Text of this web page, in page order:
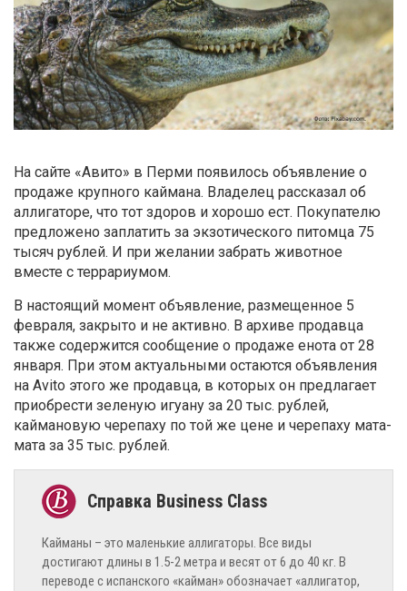
На сайте «Авито» в Перми появилось объявление о
продаже крупного каймана. Владелец рассказал об
аллигаторе, что тот здоров и хорошо ест. Покупателю
предложено заплатить за экзотического питомца 75
тысяч рублей. И при желании забрать животное
вместе с террариумом.
В настоящий момент объявление, размещенное 5
февраля, закрыто и не активно. В архиве продавца
также содержится сообщение о продаже енота от 28
января. При этом актуальными остаются объявления
на Avito этого же продавца, в которых он предлагает
приобрести зеленую игуану за 20 тыс. рублей,
каймановую черепаху по той же цене и черепаху мата-
мата за 35 тыс. рублей.
Кайманы – это маленькие аллигаторы. Все виды
достигают длины в 1.5-2 метра и весят от 6 до 40 кг. В
переводе с испанского «кайман» обозначает «аллигатор,